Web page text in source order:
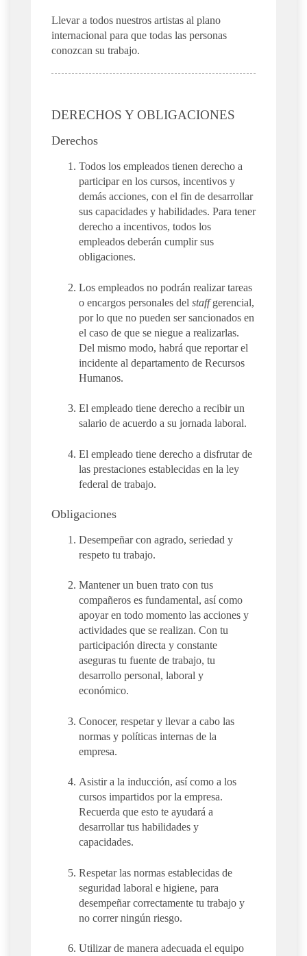
Llevar a todos nuestros artistas al plano
internacional para que todas las personas
conozcan su trabajo.
DERECHOS Y OBLIGACIONES
Derechos
Todos los empleados tienen derecho a
participar en los cursos, incentivos y
demás acciones, con el fin de desarrollar
sus capacidades y habilidades. Para tener
derecho a incentivos, todos los
empleados deberán cumplir sus
obligaciones.
Los empleados no podrán realizar tareas
o encargos personales del staffgerencial,
por lo que no pueden ser sancionados en
el caso de que se niegue a realizarlas.
Del mismo modo, habrá que reportar el
incidente al departamento de Recursos
Humanos.
El empleado tiene derecho a recibir un
salario de acuerdo a su jornada laboral.
El empleado tiene derecho a disfrutar de
las prestaciones establecidas en la ley
federal de trabajo.
Obligaciones
Desempeñar con agrado, seriedad y
respeto tu trabajo.
Mantener un buen trato con tus
compañeros es fundamental, así como
apoyar en todo momento las acciones y
actividades que se realizan. Con tu
participación directa y constante
aseguras tu fuente de trabajo, tu
desarrollo personal, laboral y
económico.
Conocer, respetar y llevar a cabo las
normas y políticas internas de la
empresa.
Asistir a la inducción, así como a los
cursos impartidos por la empresa.
Recuerda que esto te ayudará a
desarrollar tus habilidades y
capacidades.
Respetar las normas establecidas de
seguridad laboral e higiene, para
desempeñar correctamente tu trabajo y
no correr ningún riesgo.
Utilizar de manera adecuada el equipo